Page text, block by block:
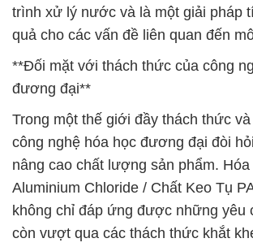
trình xử lý nước và là một giải pháp
quả cho các vấn đề liên quan đến
**Đối mặt với thách thức của công
đương đại**
Trong một thế giới đầy thách thức
công nghệ hóa học đương đại đòi
nâng cao chất lượng sản phẩm.
Aluminium Chloride / Chất Keo Tụ
không chỉ đáp ứng được những yêu
còn vượt qua các thách thức khắt